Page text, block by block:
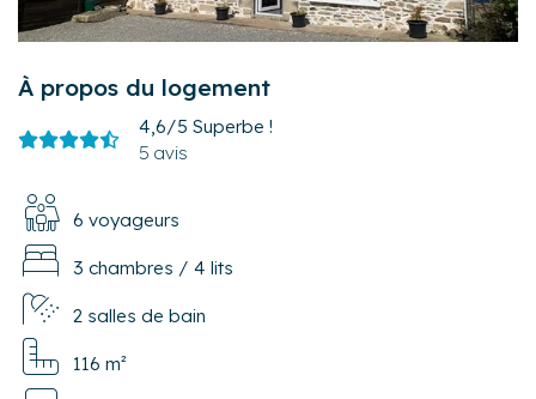
À propos du logement
4,6/5 Superbe !
5 avis
6 voyageurs
3 chambres / 4 lits
2 salles de bain
116 m²